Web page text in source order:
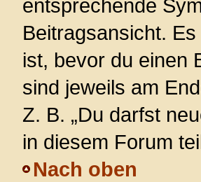
entsprechende
Beitragsansicht.
ist, bevor du einen
sind jeweils am
Z. B. „Du darfst
in diesem Forum
Nach oben